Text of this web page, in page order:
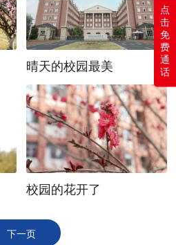
晴天的校园最美
校园的花开了
下一页
点
击
免
费
通
话